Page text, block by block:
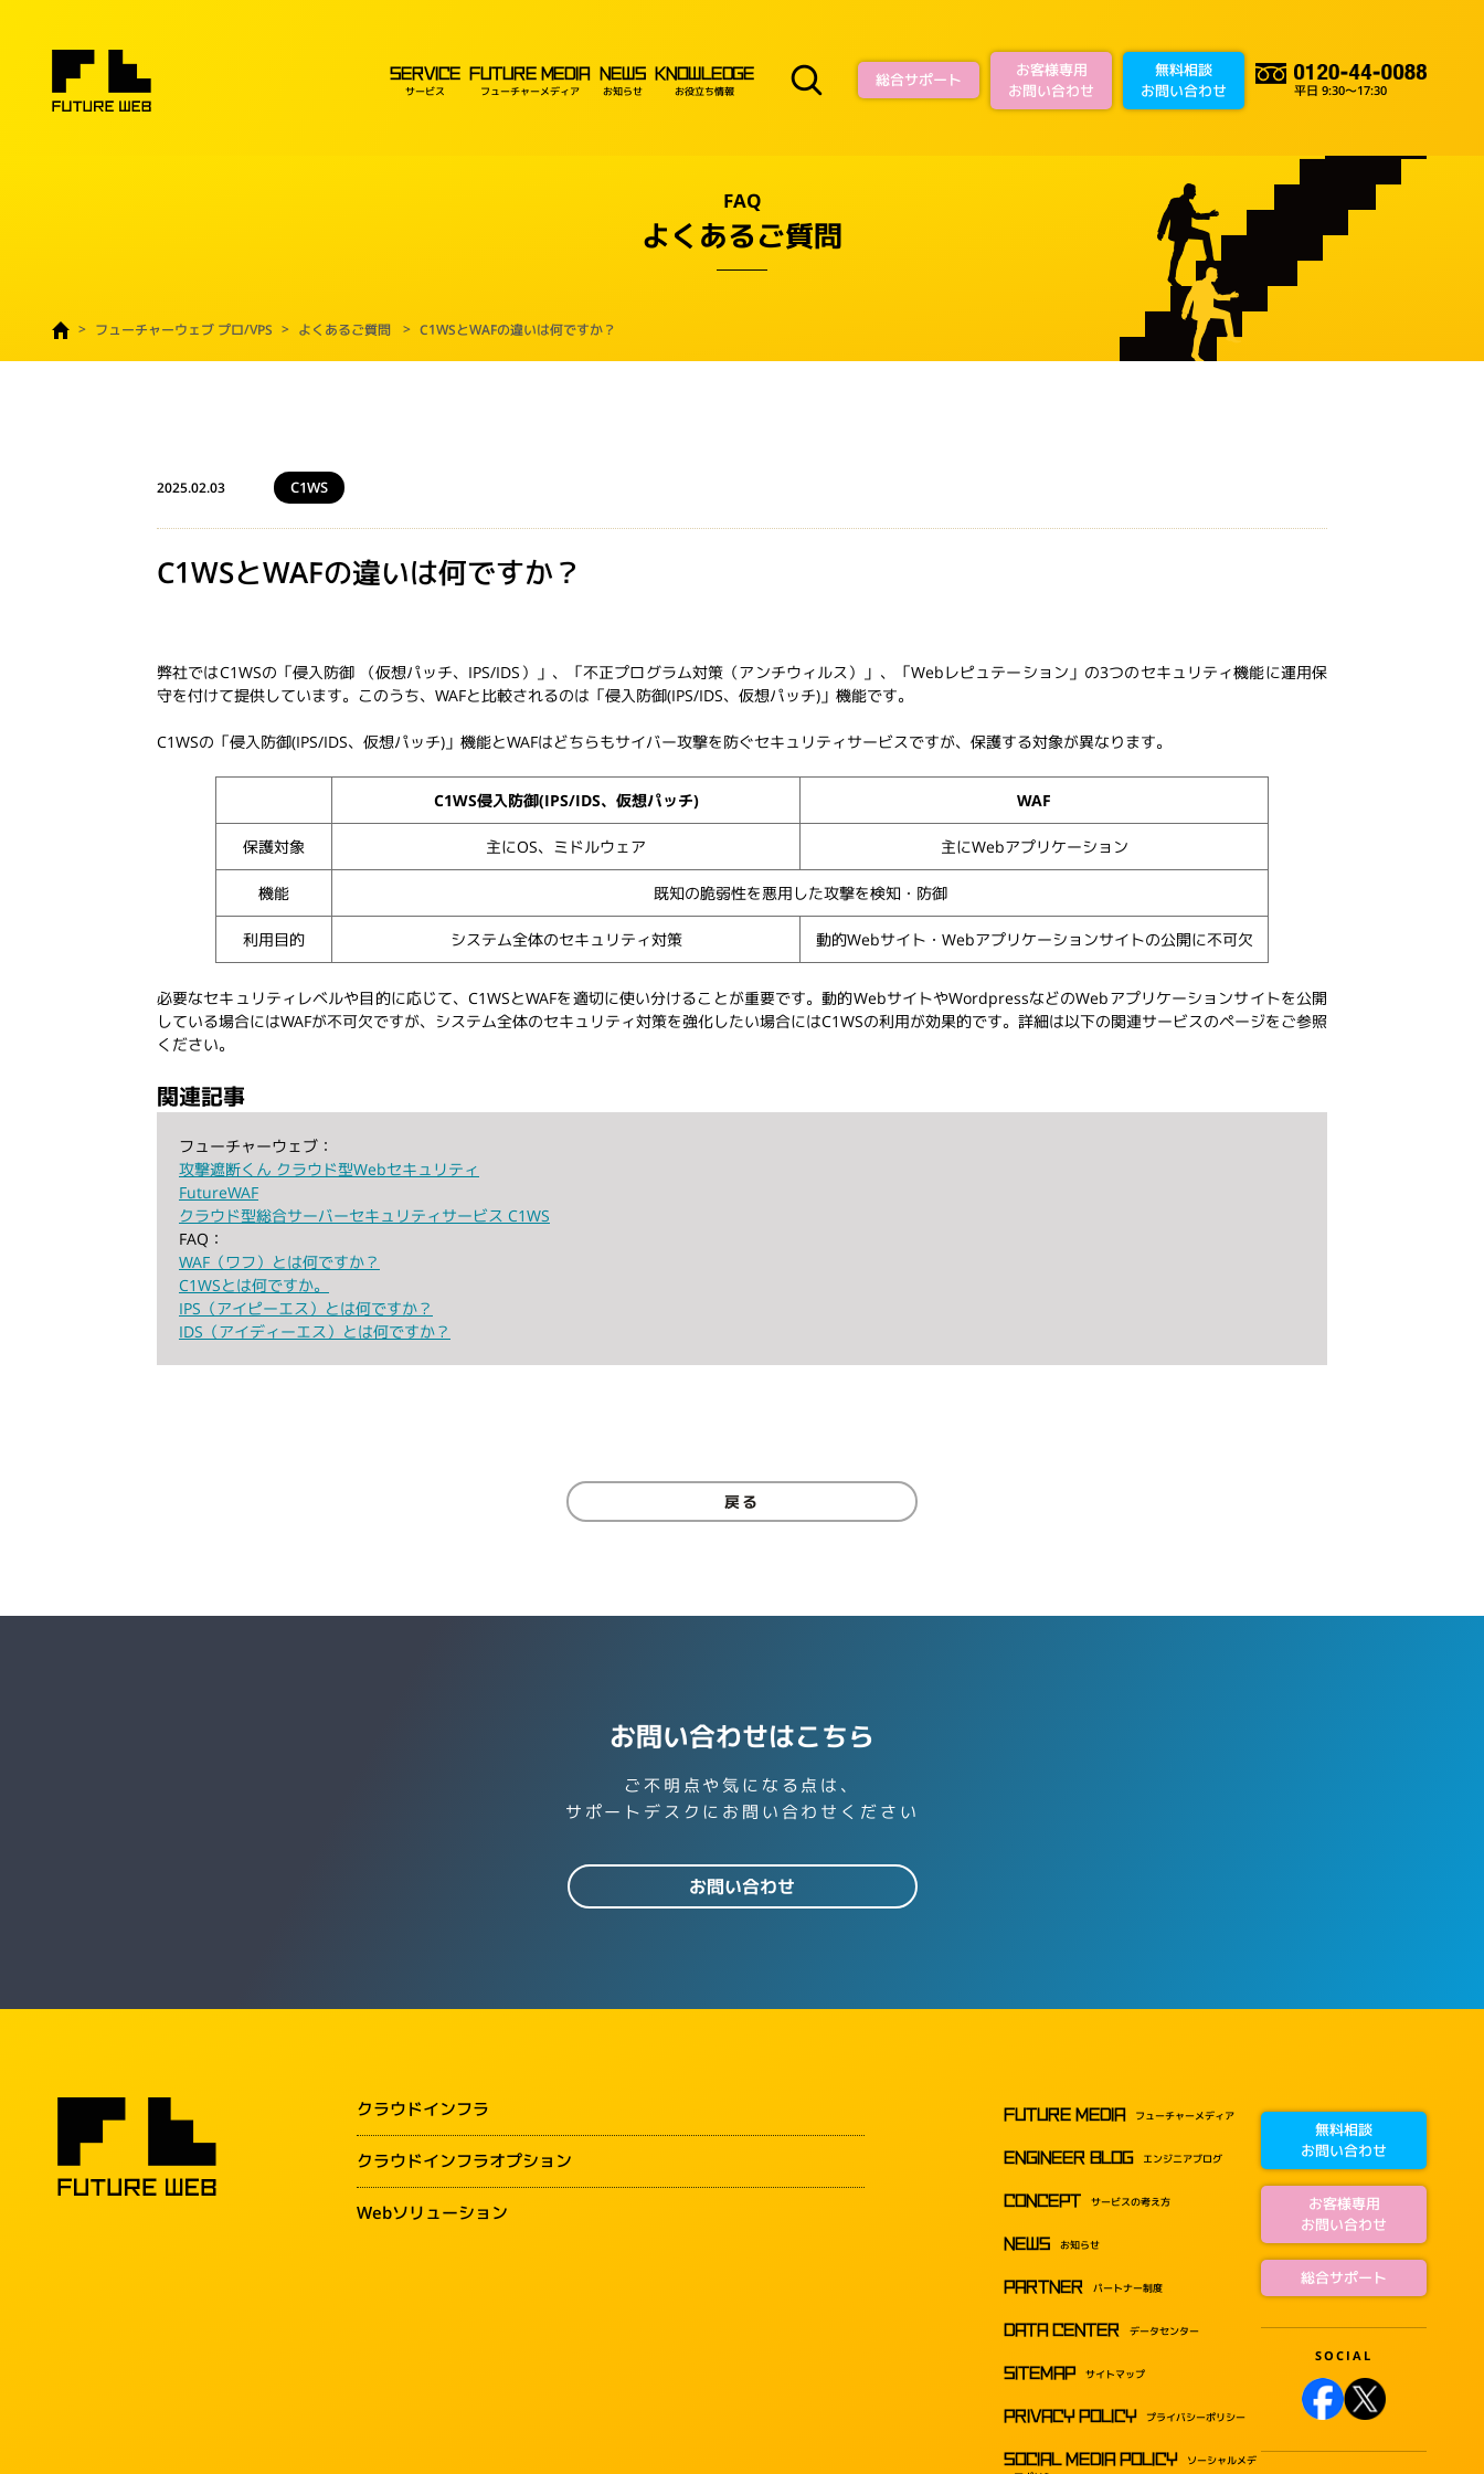
SERVICE
サービス
FUTURE MEDIA
フューチャーメディア
NEWS
お知らせ
KNOWLEDGE
お役立ち情報
総合サポート
お客様専用
お問い合わせ
無料相談
お問い合わせ
平日 9:30～17:30
FAQ
よくあるご質問
フューチャーウェブ プロ/VPS よくあるご質問 C1WSとWAFの違いは何ですか？
2025.02.03 C1WS
C1WSとWAFの違いは何ですか？
弊社ではC1WSの「侵入防御 （仮想パッチ、IPS/IDS）」、「不正プログラム対策（アンチウィルス）」、「Webレピュテーション」の3つのセキュリティ機能に運用保
守を付けて提供しています。このうち、WAFと比較されるのは「侵入防御(IPS/IDS、仮想パッチ)」機能です。
C1WSの「侵入防御(IPS/IDS、仮想パッチ)」機能とWAFはどちらもサイバー攻撃を防ぐセキュリティサービスですが、保護する対象が異なります。
C1WS侵入防御(IPS/IDS、仮想パッチ) WAF
保護対象 主にOS、ミドルウェア 主にWebアプリケーション
機能 既知の脆弱性を悪用した攻撃を検知・防御
利用目的 システム全体のセキュリティ対策 動的Webサイト・Webアプリケーションサイトの公開に不可欠
必要なセキュリティレベルや目的に応じて、C1WSとWAFを適切に使い分けることが重要です。動的WebサイトやWordpressなどのWebアプリケーションサイトを公開
している場合にはWAFが不可欠ですが、システム全体のセキュリティ対策を強化したい場合にはC1WSの利用が効果的です。詳細は以下の関連サービスのページをご参照
ください。
関連記事
フューチャーウェブ：
攻撃遮断くん クラウド型Webセキュリティ
FutureWAF
クラウド型総合サーバーセキュリティサービス C1WS
FAQ：
WAF（ワフ）とは何ですか？
C1WSとは何ですか。
IPS（アイピーエス）とは何ですか？
IDS（アイディーエス）とは何ですか？
戻る
お問い合わせはこちら
ご不明点や気になる点は、
サポートデスクにお問い合わせください
お問い合わせ
クラウドインフラ
クラウドインフラオプション
Webソリューション
FUTURE MEDIA フューチャーメディア
ENGINEER BLOG エンジニアブログ
CONCEPT サービスの考え方
NEWS お知らせ
PARTNER パートナー制度
DATA CENTER データセンター
SITEMAP サイトマップ
PRIVACY POLICY プライバシーポリシー
SOCIAL MEDIA POLICY
ソーシャルメデ
無料相談
お問い合わせ
お客様専用
お問い合わせ
総合サポート